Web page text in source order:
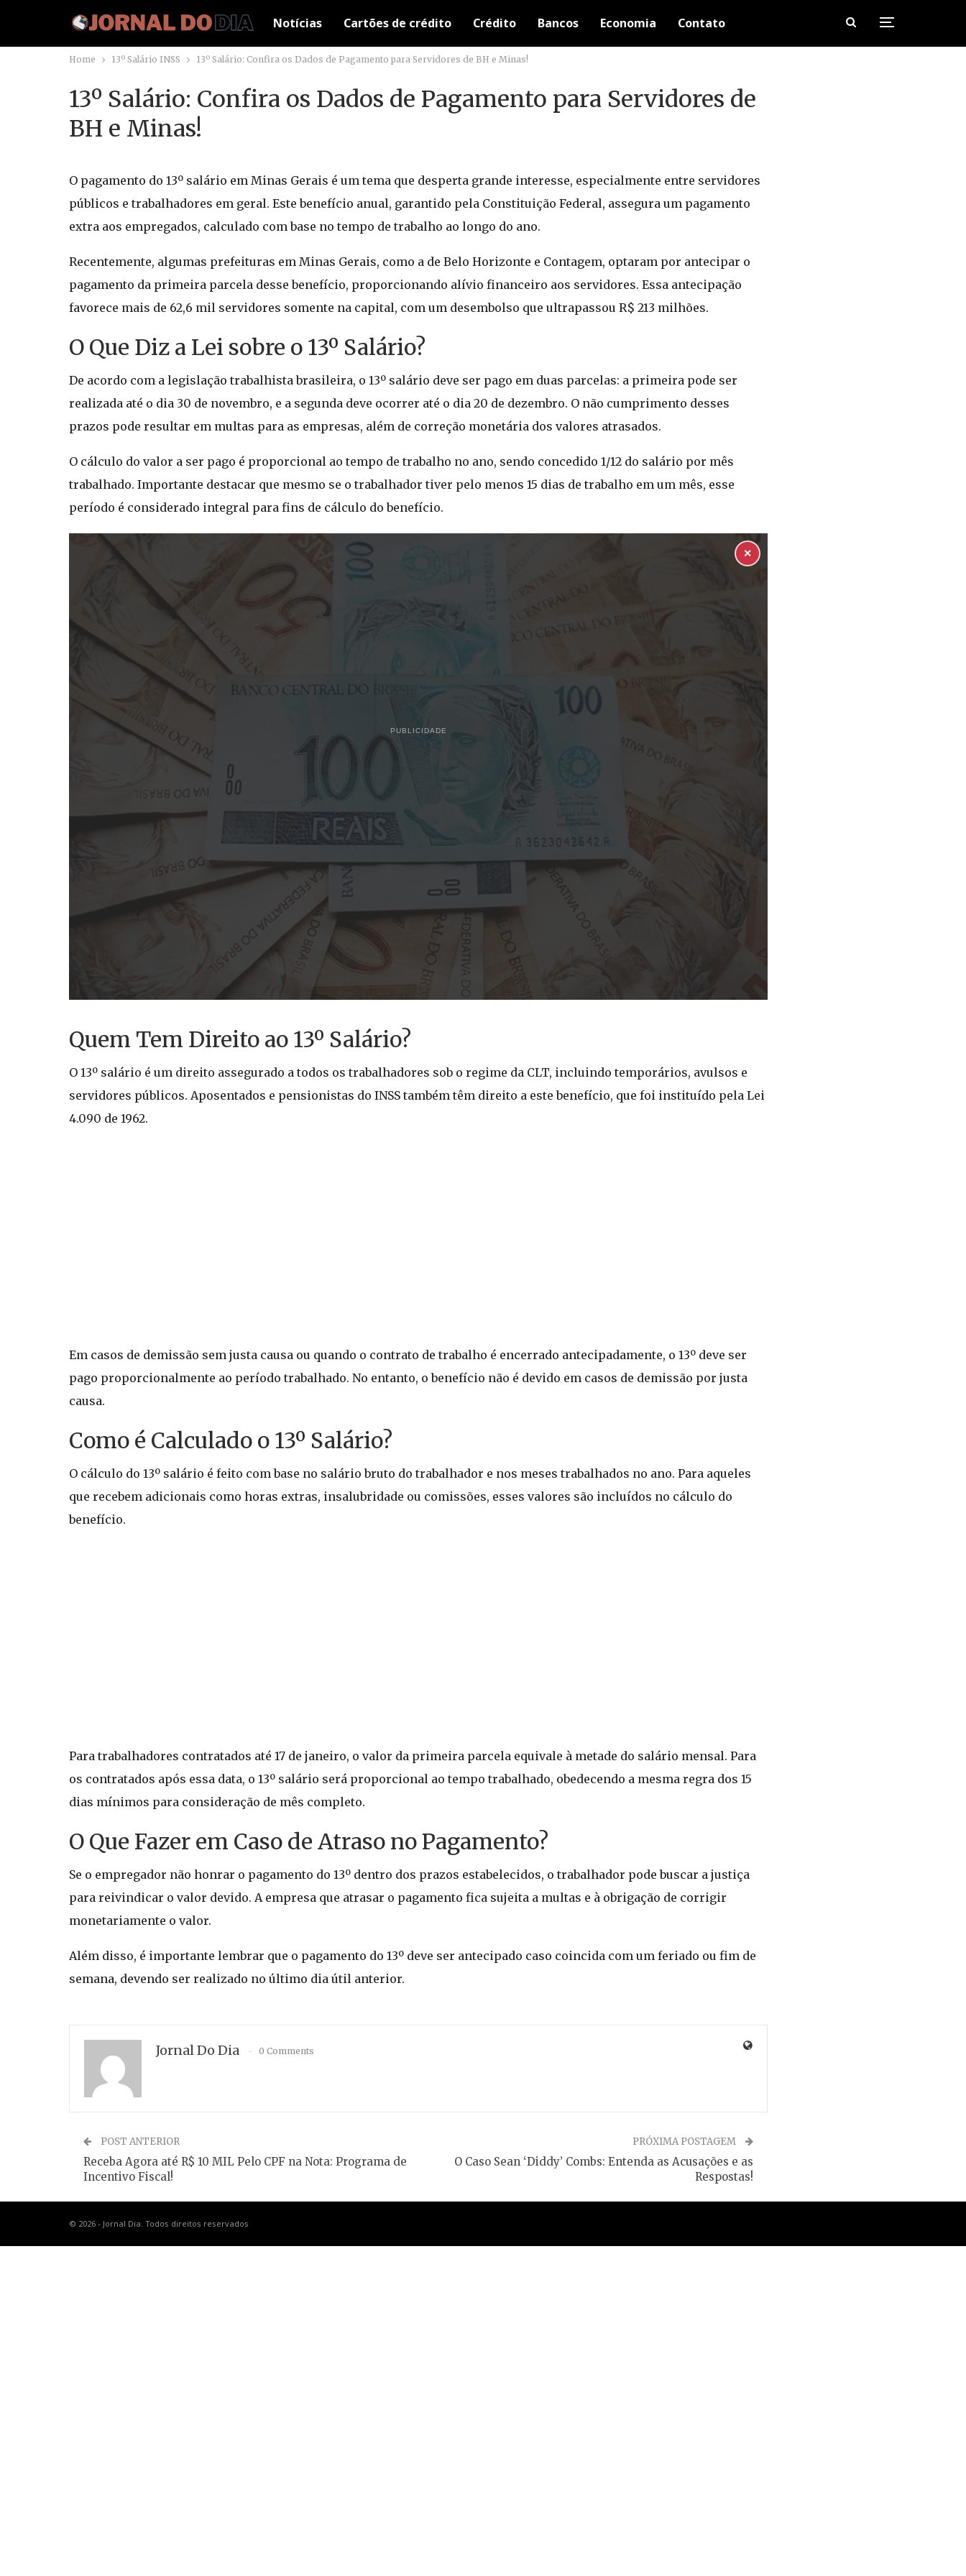
Notícias Cartões de crédito Crédito Bancos Economia Contato
Home 13º Salário INSS 13º Salário: Confira os Dados de Pagamento para Servidores de BH e Minas!
13º Salário: Confira os Dados de Pagamento para Servidores de
BH e Minas!
O pagamento do 13º salário em Minas Gerais é um tema que desperta grande interesse, especialmente entre servidores
públicos e trabalhadores em geral. Este benefício anual, garantido pela Constituição Federal, assegura um pagamento
extra aos empregados, calculado com base no tempo de trabalho ao longo do ano.
Recentemente, algumas prefeituras em Minas Gerais, como a de Belo Horizonte e Contagem, optaram por antecipar o
pagamento da primeira parcela desse benefício, proporcionando alívio financeiro aos servidores. Essa antecipação
favorece mais de 62,6 mil servidores somente na capital, com um desembolso que ultrapassou R$ 213 milhões.
O Que Diz a Lei sobre o 13º Salário?
De acordo com a legislação trabalhista brasileira, o 13º salário deve ser pago em duas parcelas: a primeira pode ser
realizada até o dia 30 de novembro, e a segunda deve ocorrer até o dia 20 de dezembro. O não cumprimento desses
prazos pode resultar em multas para as empresas, além de correção monetária dos valores atrasados.
O cálculo do valor a ser pago é proporcional ao tempo de trabalho no ano, sendo concedido 1/12 do salário por mês
trabalhado. Importante destacar que mesmo se o trabalhador tiver pelo menos 15 dias de trabalho em um mês, esse
período é considerado integral para fins de cálculo do benefício.
PUBLICIDADE
✕
Quem Tem Direito ao 13º Salário?
O 13º salário é um direito assegurado a todos os trabalhadores sob o regime da CLT, incluindo temporários, avulsos e
servidores públicos. Aposentados e pensionistas do INSS também têm direito a este benefício, que foi instituído pela Lei
4.090 de 1962.
Em casos de demissão sem justa causa ou quando o contrato de trabalho é encerrado antecipadamente, o 13º deve ser
pago proporcionalmente ao período trabalhado. No entanto, o benefício não é devido em casos de demissão por justa
causa.
Como é Calculado o 13º Salário?
O cálculo do 13º salário é feito com base no salário bruto do trabalhador e nos meses trabalhados no ano. Para aqueles
que recebem adicionais como horas extras, insalubridade ou comissões, esses valores são incluídos no cálculo do
benefício.
Para trabalhadores contratados até 17 de janeiro, o valor da primeira parcela equivale à metade do salário mensal. Para
os contratados após essa data, o 13º salário será proporcional ao tempo trabalhado, obedecendo a mesma regra dos 15
dias mínimos para consideração de mês completo.
O Que Fazer em Caso de Atraso no Pagamento?
Se o empregador não honrar o pagamento do 13º dentro dos prazos estabelecidos, o trabalhador pode buscar a justiça
para reivindicar o valor devido. A empresa que atrasar o pagamento fica sujeita a multas e à obrigação de corrigir
monetariamente o valor.
Além disso, é importante lembrar que o pagamento do 13º deve ser antecipado caso coincida com um feriado ou fim de
semana, devendo ser realizado no último dia útil anterior.
Jornal Do Dia 0 Comments
POST ANTERIOR
Receba Agora até R$ 10 MIL Pelo CPF na Nota: Programa de
Incentivo Fiscal!
PRÓXIMA POSTAGEM
O Caso Sean ‘Diddy’ Combs: Entenda as Acusações e as
Respostas!
© 2026 - Jornal Dia. Todos direitos reservados